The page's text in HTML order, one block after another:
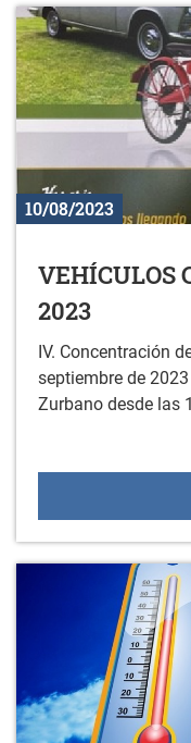
10/08/2023
VEHÍCULOS
2023
IV. Concentración
septiembre de
Zurbano desde las